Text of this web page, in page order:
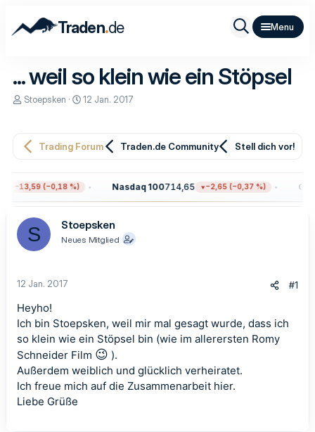
Traden.de
... weil so klein wie ein Stöpsel
E
e
r
Stoepsken
E
e
m
12 Jan. 2017
Trading Forum Traden.de Community Stell dich vor!
−13,59 (−0,18 %) Nasdaq 100714,65 −2,65 (−0,37 %) Gold
S Stoepsken
Neues Mitglied
12 Jan. 2017 #1
Heyho!
Ich bin Stoepsken, weil mir mal gesagt wurde, dass ich
so klein wie ein Stöpsel bin (wie im allerersten Romy
Schneider Film 😉 ).
Außerdem weiblich und glücklich verheiratet.
Ich freue mich auf die Zusammenarbeit hier.
Liebe Grüße